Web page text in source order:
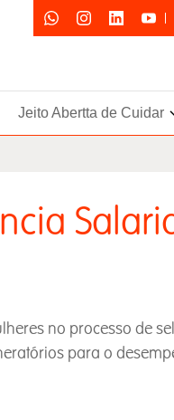
Jeito Abertta de Cuidar
no processo de
para o